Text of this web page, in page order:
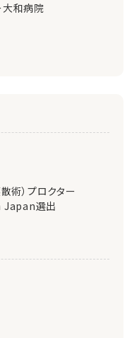
大和病院
術）プロクター
選出